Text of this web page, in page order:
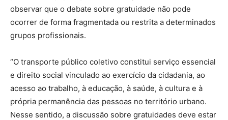
observar que o debate sobre gratuidade não pode
ocorrer de forma fragmentada ou restrita a determinados
grupos profissionais.
“O transporte público coletivo constitui serviço essencial
e direito social vinculado ao exercício da cidadania, ao
acesso ao trabalho, à educação, à saúde, à cultura e à
própria permanência das pessoas no território urbano.
Nesse sentido, a discussão sobre gratuidades deve estar